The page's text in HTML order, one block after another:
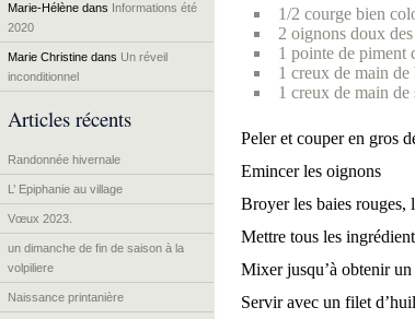
Marie-Hélène dans Informations été
2020
Marie Christine dans Un réveil
inconditionnel
Articles récents
Randonnée hivernale
L’ Epiphanie au village
Vœux 2023.
un dimanche de fin de saison à la
volpiliere
Naissance printanière
1/2 courge bien
2 oignons doux
1 pointe de piment
1 creux de main de
1 creux de main de
Peler et couper en gros
Emincer les oignons
Broyer les baies rouges,
Mettre tous les
Mixer jusqu’à obtenir
Servir avec un filet